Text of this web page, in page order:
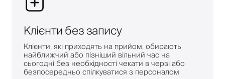
Клієнти без запису
Клієнти, які приходять на прийом, обирають
найближчий або пізніший вільний час на
сьогодні без необхідності чекати в черзі або
безпосередньо спілкуватися з персоналом